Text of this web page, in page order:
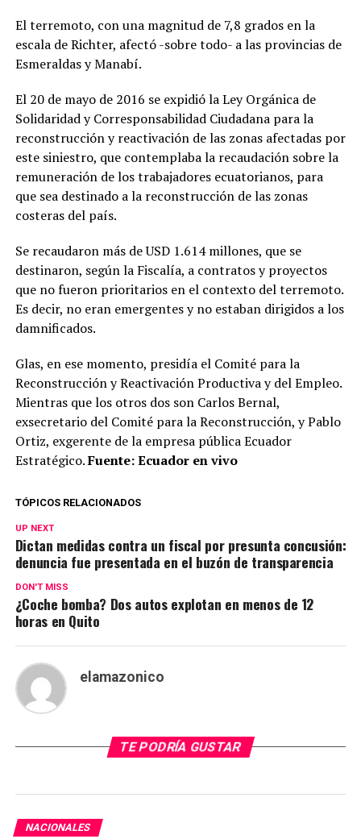
El terremoto, con una magnitud de 7,8 grados en la
escala de Richter, afectó -sobre todo- a las provincias de
Esmeraldas y Manabí.
El 20 de mayo de 2016 se expidió la Ley Orgánica de
Solidaridad y Corresponsabilidad Ciudadana para la
reconstrucción y reactivación de las zonas afectadas por
este siniestro, que contemplaba la recaudación sobre la
remuneración de los trabajadores ecuatorianos, para
que sea destinado a la reconstrucción de las zonas
costeras del país.
Se recaudaron más de USD 1.614 millones, que se
destinaron, según la Fiscalía, a contratos y proyectos
que no fueron prioritarios en el contexto del terremoto.
Es decir, no eran emergentes y no estaban dirigidos a los
damnificados.
Glas, en ese momento, presidía el Comité para la
Reconstrucción y Reactivación Productiva y del Empleo.
Mientras que los otros dos son Carlos Bernal,
exsecretario del Comité para la Reconstrucción, y Pablo
Ortiz, exgerente de la empresa pública Ecuador
Estratégico.Fuente: Ecuador en vivo
TÓPICOS RELACIONADOS
UP NEXT
Dictan medidas contra un fiscal por presunta concusión:
denuncia fue presentada en el buzón de transparencia
DON'T MISS
¿Coche bomba? Dos autos explotan en menos de 12
horas en Quito
elamazonico
TE PODRÍA GUSTAR
NACIONALES